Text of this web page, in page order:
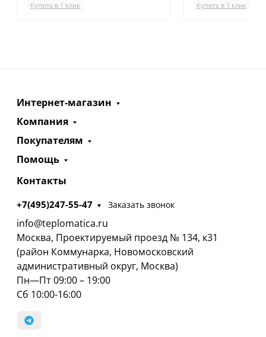
Купить в 1 клик Купить в 1 клик
Интернет-магазин
Компания
Покупателям
Помощь
Контакты
+7(495)247-55-47 Заказать звонок
info@teplomatica.ru
Москва, Проектируемый проезд № 134, к31
(район Коммунарка, Новомосковский
административный округ, Москва)
Пн—Пт 09:00 – 19:00
Сб 10:00-16:00